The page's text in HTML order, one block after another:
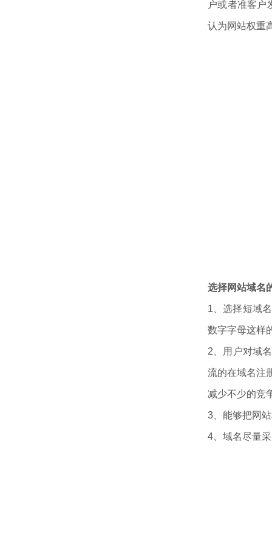
户或者准客户
认为网站权重
选择网站域名
1、选择短域
数字字母这样
2、用户对域
流的在域名注
减少不少的竞
3、能够把网
4、域名尽量